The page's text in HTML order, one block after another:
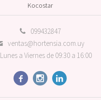
099432847
ventas@hortensia.com.uy
Lunes a Viernes de 09:30 a 16:00
  
Kocostar